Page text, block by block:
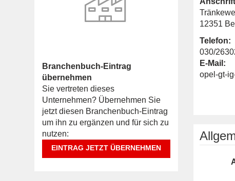
12351
Telefon:
030/
E-Mail:
opel-gt-
Branchenbuch-Eintrag
übernehmen
Sie vertreten dieses
Unternehmen? Übernehmen Sie
jetzt diesen Branchenbuch-Eintrag
um ihn zu ergänzen und für sich zu
nutzen:
EINTRAG JETZT ÜBERNEHMEN